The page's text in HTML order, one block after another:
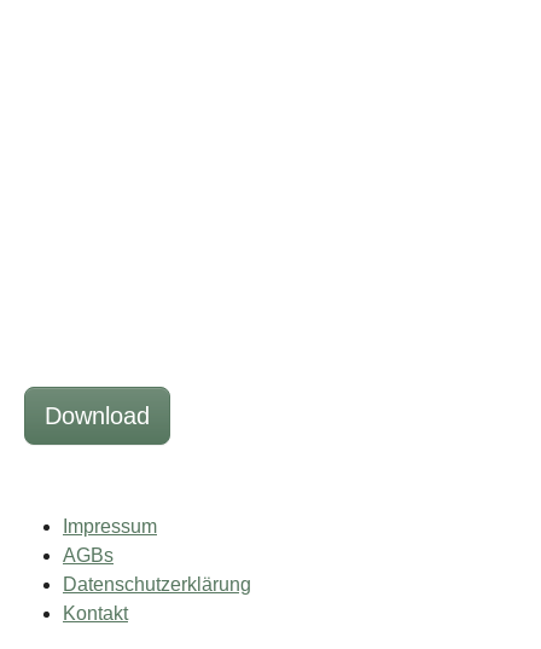
Download
Impressum
AGBs
Datenschutzerklärung
Kontakt